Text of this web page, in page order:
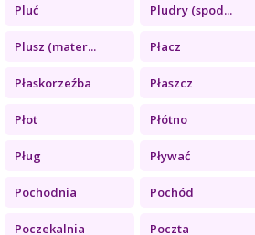
Pluć Pludry (spod...
Plusz (mater... Płacz
Płaskorzeźba Płaszcz
Płot Płótno
Pług Pływać
Pochodnia Pochód
Poczekalnia Poczta